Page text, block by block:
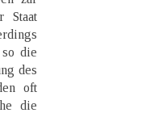
Staat
die
des
oft
die